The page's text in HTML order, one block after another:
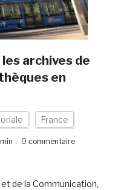
archives de
en
France
0 commentaire
de la Communication,